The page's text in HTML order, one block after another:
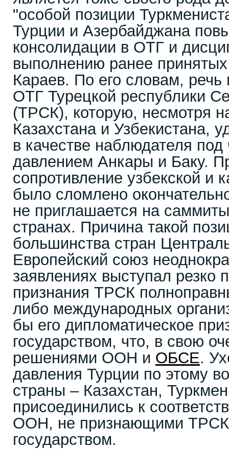
"особой позиции
Турции и Азербайджана
консолидации в ОТГ и
выполнению ранее
Караев. По его словам, речь
ОТГ Турецкой республики
(ТРСК), которую, несмотря
Казахстана и Узбекистана,
в качестве наблюдателя
давлением Анкары и Баку.
сопротивление узбекской и
было сломлено
не приглашается на
странах. Причина такой
большинства стран
Европейский союз
заявлениях выступал резко
признания ТРСК
либо международных
бы его дипломатическое
государством, что, в свою
решениями ООН и ОБСЕ.
давления Турции по этому
страны – Казахстан,
присоединились к
ООН, не признающими ТРСК
государством.